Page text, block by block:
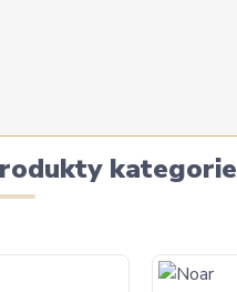
kategorie